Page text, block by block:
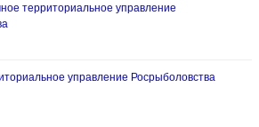
территориальное управление
управление Росрыболовства